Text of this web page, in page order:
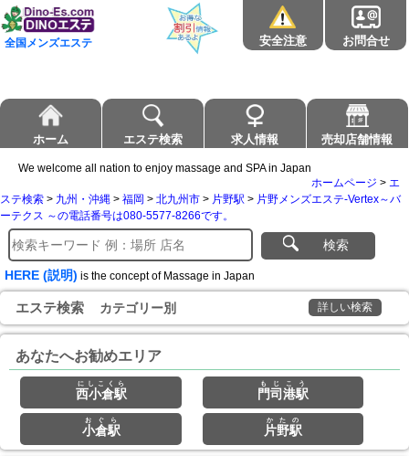
全国メンズエステ 安全注意 お問合せ
ホーム エステ検索 求人情報 売却店舗情報
We welcome all nation to enjoy massage and SPA in Japan
ホームページ > エ
ステ検索 > 九州・沖縄 > 福岡 > 北九州市 > 片野駅 > 片野メンズエステ-Vertex～バ
ーテクス ～の電話番号は080-5577-8266です。
検索
HERE (説明) is the concept of Massage in Japan
エステ検索 カテゴリー別 詳しい検索
あなたへお勧めエリア
西小倉駅
にしこくら
門司港駅
もじこう
小倉駅
おぐら
片野駅
かたの